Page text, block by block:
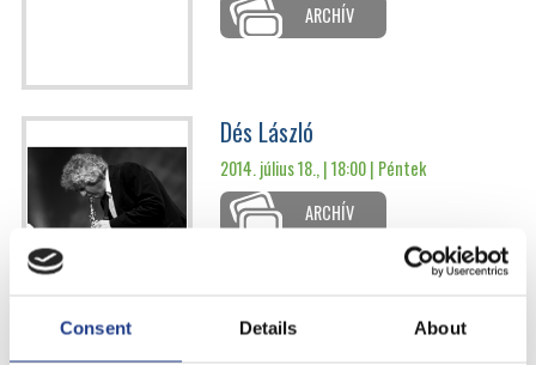
Consent Details About
ARCHÍV
Dés László
2014. július 18., | 18:00 | Péntek
ARCHÍV
Karácsony János és Angler Ákos